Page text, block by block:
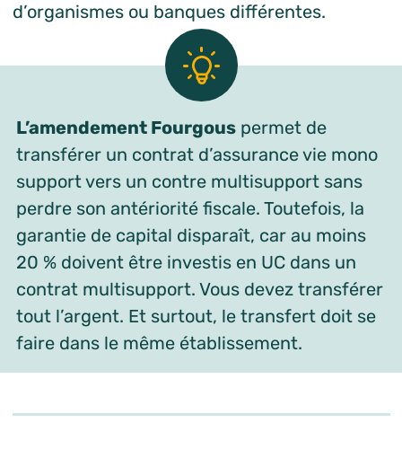
d’organismes ou banques différentes.
L’amendement Fourgous permet de
transférer un contrat d’assurance vie mono
support vers un contre multisupport sans
perdre son antériorité fiscale. Toutefois, la
garantie de capital disparaît, car au moins
20 % doivent être investis en UC dans un
contrat multisupport. Vous devez transférer
tout l’argent. Et surtout, le transfert doit se
faire dans le même établissement.